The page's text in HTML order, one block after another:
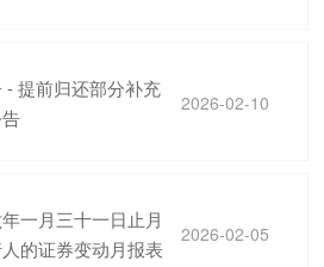
- 提前归还部分补充
2026-02-10
一月三十一日止月
的证券变动月报表
2026-02-05